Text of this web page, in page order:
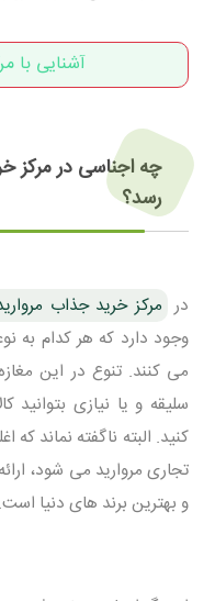
آشنایی با
چه اجناسی در مرکز
رسد؟
در مرکز خرید جذاب
وجود دارد که هر کدام به
می کنند. تنوع در این
سلیقه و یا نیازی بتوانید
کنید. البته ناگفته نماند
تجاری مروارید می شود،
و بهترین برند های دنیا است.